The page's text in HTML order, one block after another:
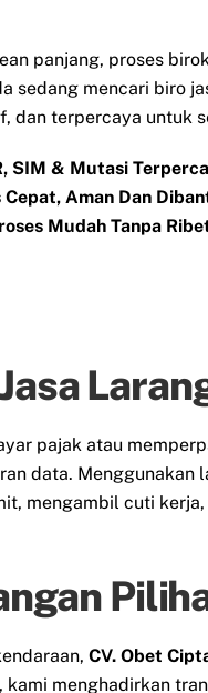
panjang, proses
mencari biro
terpercaya untuk
SIM & Mutasi
Aman Dan
Mudah Tanpa
pajak atau
data. Menggunakan
mengambil cuti
CV. Obet
, kami menghadirkan